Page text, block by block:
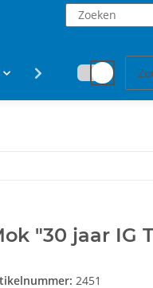
fanartikelen
"30 jaar IG
2451